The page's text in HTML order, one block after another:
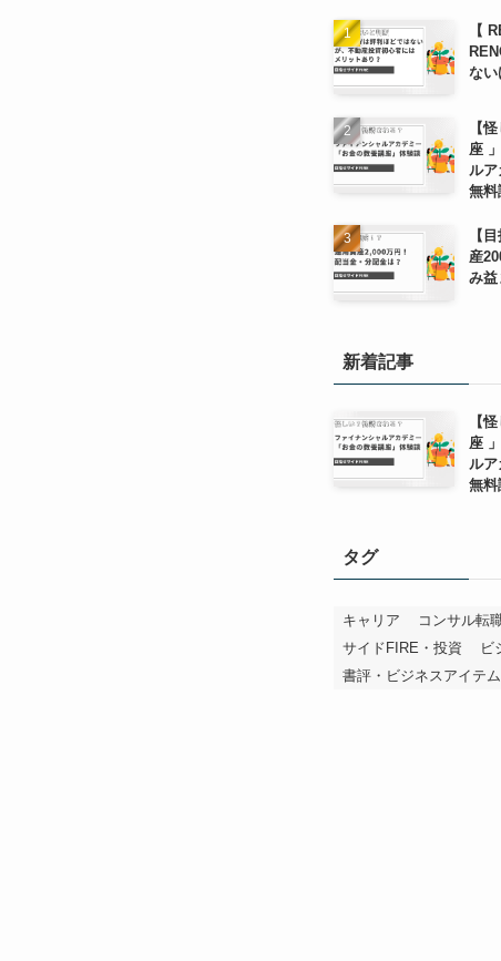
【
ない
【
座
ルア
無料
【
産
み益
新着記事
【
座
ル
無料
タグ
キャリア
コンサル転
サイドFIRE・投資
ビ
書評・ビジネスアイテム